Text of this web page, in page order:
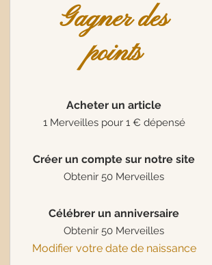
Gagner des
points
Acheter un article
1 Merveilles pour 1 € dépensé
Créer un compte sur notre site
Obtenir 50 Merveilles
Célébrer un anniversaire
Obtenir 50 Merveilles
Modifier votre date de naissance